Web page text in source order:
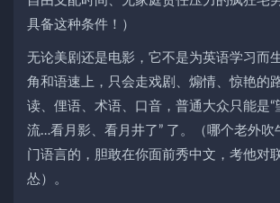
具备这种条件！）
无论美剧还是电影，它不是为英语学习而
角和语速上，只会走戏剧、煽情、惊艳的
读、俚语、术语、口音，普通大众只能是“
流…看月影、看月井了” 了。（哪个老外吹
门语言的，胆敢在你面前秀中文，考他对
怂）。